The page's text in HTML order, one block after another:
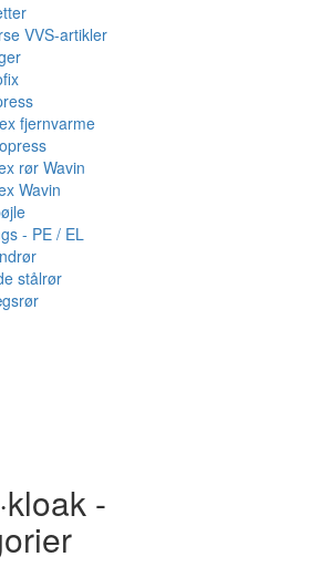
VVS-artikler
fjernvarme
rør Wavin
Wavin
- PE / EL
stålrør
-